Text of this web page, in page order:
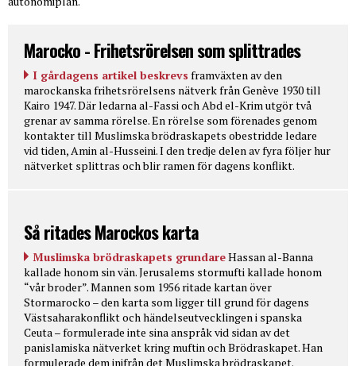
Marocko - Frihetsrörelsen som splittrades
I gårdagens artikel beskrevs framväxten av den
marockanska frihetsrörelsens nätverk från Genève 1930 till
Kairo 1947. Där ledarna al-Fassi och Abd el-Krim utgör två
grenar av samma rörelse. En rörelse som förenades genom
kontakter till Muslimska brödraskapets obestridde ledare
vid tiden, Amin al-Husseini. I den tredje delen av fyra följer hur
nätverket splittras och blir ramen för dagens konflikt.
Så ritades Marockos karta
Muslimska brödraskapets grundareHassan al-Banna
kallade honom sin vän. Jerusalems stormufti kallade honom
“vår broder”. Mannen som 1956 ritade kartan över
Stormarocko – den karta som ligger till grund för dagens
Västsaharakonflikt och händelseutvecklingen i spanska
Ceuta – formulerade inte sina anspråk vid sidan av det
panislamiska nätverket kring muftin och Brödraskapet. Han
formulerade dem inifrån det Muslimska brödraskapet.